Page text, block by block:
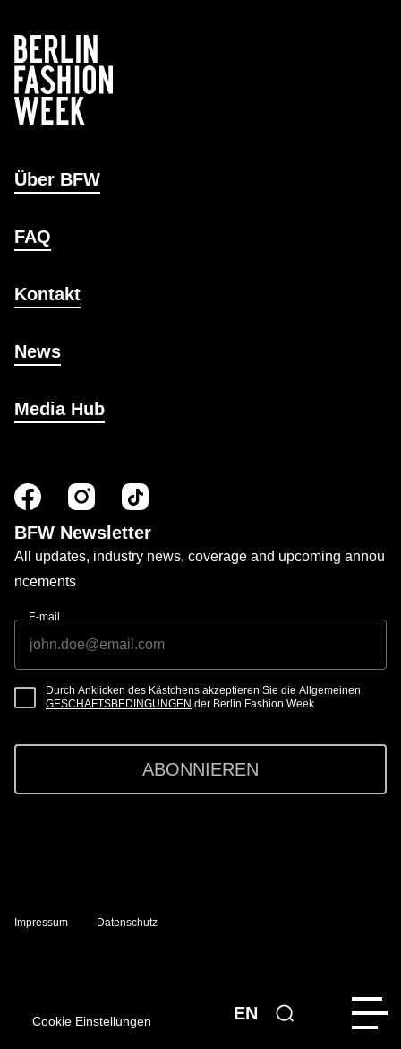
EN
Über BFW
FAQ
Kontakt
News
Media Hub
BFW Newsletter
All updates, industry news, coverage and upcoming annou
ncements
E-mail
Durch Anklicken des Kästchens akzeptieren Sie die Allgemeinen
GESCHÄFTSBEDINGUNGEN der Berlin Fashion Week
ABONNIEREN
Impressum Datenschutz
Cookie Einstellungen